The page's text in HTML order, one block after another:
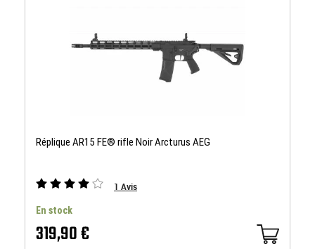
Réplique AR15 FE® rifle Noir Arcturus AEG
1 Avis
En stock
319,90 €